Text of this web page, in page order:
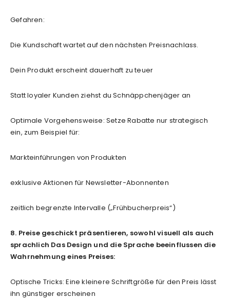
Gefahren:
Die Kundschaft wartet auf den nächsten Preisnachlass.
Dein Produkt erscheint dauerhaft zu teuer
Statt loyaler Kunden ziehst du Schnäppchenjäger an
Optimale Vorgehensweise: Setze Rabatte nur strategisch
ein, zum Beispiel für:
Markteinführungen von Produkten
exklusive Aktionen für Newsletter-Abonnenten
zeitlich begrenzte Intervalle („Frühbucherpreis“)
8. Preise geschickt präsentieren, sowohl visuell als auch
sprachlich Das Design und die Sprache beeinflussen die
Wahrnehmung eines Preises:
Optische Tricks: Eine kleinere Schriftgröße für den Preis lässt
ihn günstiger erscheinen